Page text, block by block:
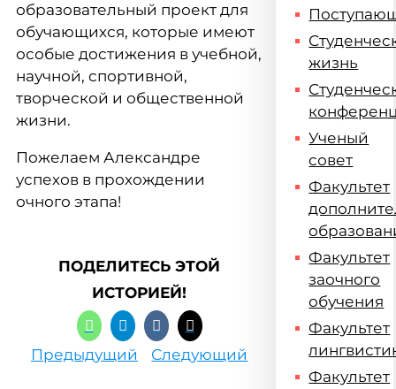
образовательный проект для
обучающихся, которые имеют
особые достижения в учебной,
научной, спортивной,
творческой и общественной
жизни.
Пожелаем Александре
успехов в прохождении
очного этапа!
ПОДЕЛИТЕСЬ ЭТОЙ
ИСТОРИЕЙ!
Предыдущий Следующий
жизнь
Ученый
совет
Факультет
Факультет
заочного
обучения
Факультет
Факультет